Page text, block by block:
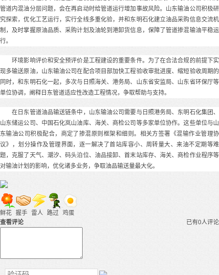
管道内混油分层问题，会在再启动时给管道运行增加事故风险。山东输油公司积极研
究探索，优化工艺运行，实行全线多重化验，并和东明石化建立油品采购信息交流机
制，及时掌握原油品质、采购计划及油轮到港卸货信息，保障了管道掺混输油平稳运
行。
环境影响评价和安全预评价是工程建设的重要条件。为了在合法合规的前提下实
现多输送原油，山东输油公司在配合项目部加快工程验收审批进度、缩短验收周期的
同时，和东明石化一起，多次与日照海关、港务局、山东省安监局、山东省环保厅等
单位协调，阐释日东管道适应性改造工程情况，争取帮助与支持。
在日东管道油品输送链条中，山东输油公司需要与日照港务局、东明石化集团、
山东储运公司、中国石化岚山油库、海关、商检公司等多家单位协作。这些单位与山
东输油公司积极配合，商定了掺混原则框架和细则。相关方签署《混输作业管理协
议》，划分操作及管理界面，逐一解决了首站库容小、周转量大、来油不定期等难
题，克服了天气、潮汐、码头泊位、油品接卸、首末站库存、海关、商检作业程序等
对输油计划的影响，优化诸多业务，争取油品输送量最大化。
鲜花 握手 雷人 路过 鸡蛋
已有0人评论
查看评论